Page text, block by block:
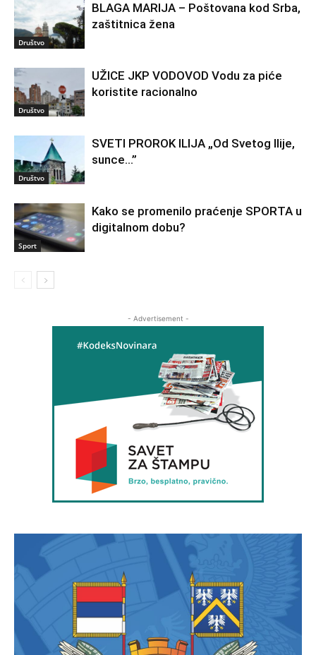
Društvo
BLAGA MARIJA – Poštovana kod Srba,
zaštitnica žena
Društvo
UŽICE JKP VODOVOD Vodu za piće
koristite racionalno
Društvo
SVETI PROROK ILIJA „Od Svetog Ilije,
sunce…”
Sport
Kako se promenilo praćenje SPORTA u
digitalnom dobu?
- Advertisement -